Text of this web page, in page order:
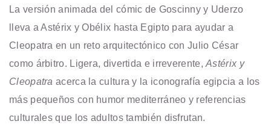
La versión animada del cómic de Goscinny y Uderzo
lleva a Astérix y Obélix hasta Egipto para ayudar a
Cleopatra en un reto arquitectónico con Julio César
como árbitro. Ligera, divertida e irreverente,Astérix y
Cleopatra acerca la cultura y la iconografía egipcia a los
más pequeños con humor mediterráneo y referencias
culturales que los adultos también disfrutan.